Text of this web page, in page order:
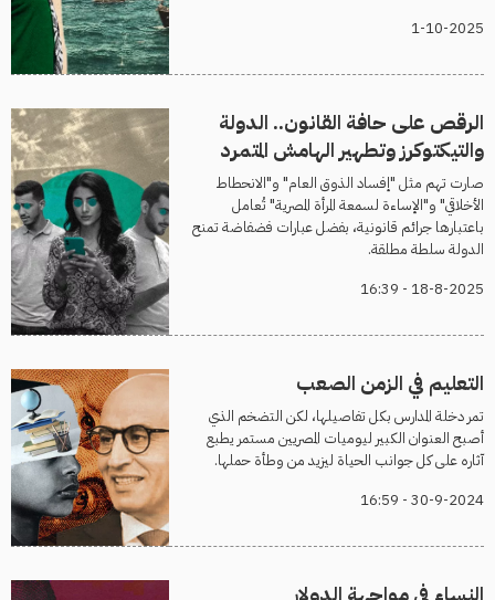
1-10-2025
الرقص على حافة القانون.. الدولة
والتيكتوكرز وتطهير الهامش المتمرد
صارت تهم مثل "إفساد الذوق العام" و"الانحطاط
الأخلاقي" و"الإساءة لسمعة المرأة المصرية" تُعامل
باعتبارها جرائم قانونية، بفضل عبارات فضفاضة تمنح
الدولة سلطة مطلقة.
18-8-2025 - 16:39
التعليم في الزمن الصعب
تمر دخلة المدارس بكل تفاصيلها، لكن التضخم الذي
أصبح العنوان الكبير ليوميات المصريين مستمر يطبع
آثاره على كل جوانب الحياة ليزيد من وطأة حملها.
30-9-2024 - 16:59
النساء في مواجهة الدولار